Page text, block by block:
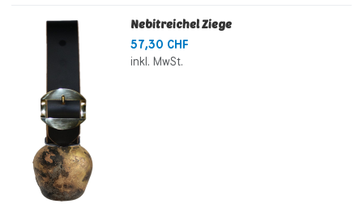
Nebitreichel Ziege
57,30 CHF
inkl. MwSt.